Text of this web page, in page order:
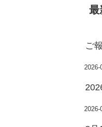
最
ご
2026-
2026-